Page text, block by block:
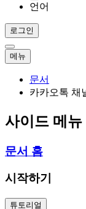
언어
로그인
메뉴
문서
카카오톡 채
사이드 메뉴
문서 홈
시작하기
튜토리얼